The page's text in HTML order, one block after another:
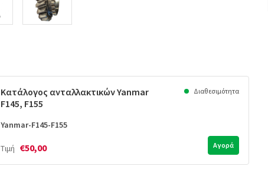
Κατάλογος ανταλλακτικών Yanmar
F145, F155
Yanmar-F145-F155
Τιμή €50,00
Διαθεσιμότητα
Αγορά